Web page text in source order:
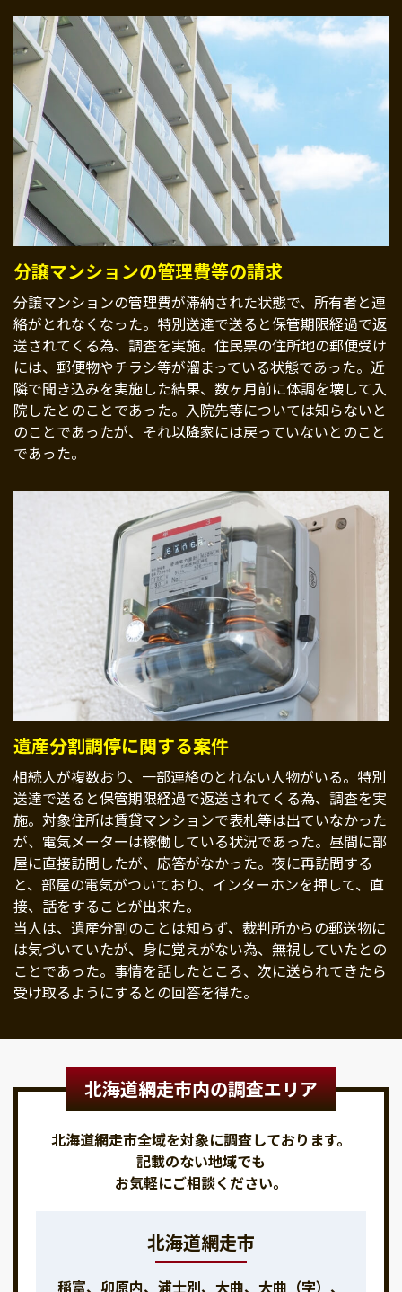
分譲マンションの管理費等の請求
分譲マンションの管理費が滞納された状態で、所有者と連
絡がとれなくなった。特別送達で送ると保管期限経過で返
送されてくる為、調査を実施。住民票の住所地の郵便受け
には、郵便物やチラシ等が溜まっている状態であった。近
隣で聞き込みを実施した結果、数ヶ月前に体調を壊して入
院したとのことであった。入院先等については知らないと
のことであったが、それ以降家には戻っていないとのこと
であった。
遺産分割調停に関する案件
相続人が複数おり、一部連絡のとれない人物がいる。特別
送達で送ると保管期限経過で返送されてくる為、調査を実
施。対象住所は賃貸マンションで表札等は出ていなかった
が、電気メーターは稼働している状況であった。昼間に部
屋に直接訪問したが、応答がなかった。夜に再訪問する
と、部屋の電気がついており、インターホンを押して、直
接、話をすることが出来た。
当人は、遺産分割のことは知らず、裁判所からの郵送物に
は気づいていたが、身に覚えがない為、無視していたとの
ことであった。事情を話したところ、次に送られてきたら
受け取るようにするとの回答を得た。
北海道網走市内の調査エリア
北海道網走市全域を対象に調査しております。
記載のない地域でも
お気軽にご相談ください。
北海道網走市
稲富、卯原内、浦士別、大曲、大曲（字）、